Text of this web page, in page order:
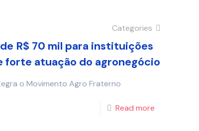
Categories
R$ 70 mil para instituições
forte atuação do agronegócio
o Movimento Agro Fraterno
Read more